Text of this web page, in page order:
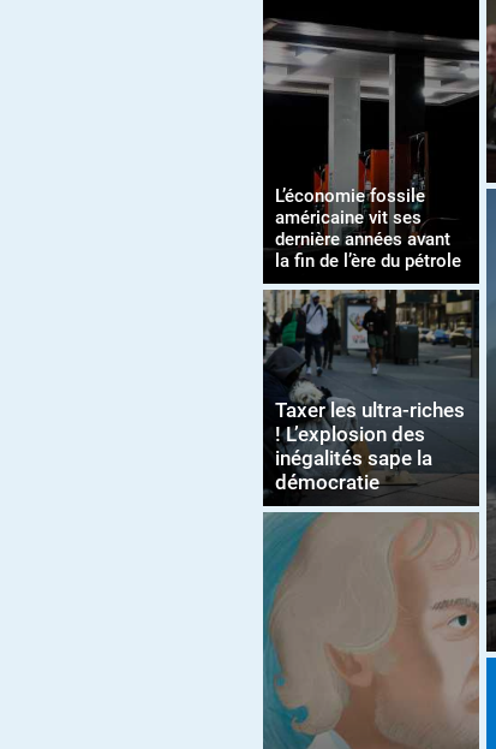
L’économie fossile
américaine vit ses
dernière années avant
la fin de l’ère du pétrole
Taxer les ultra-riches
! L’explosion des
inégalités sape la
démocratie